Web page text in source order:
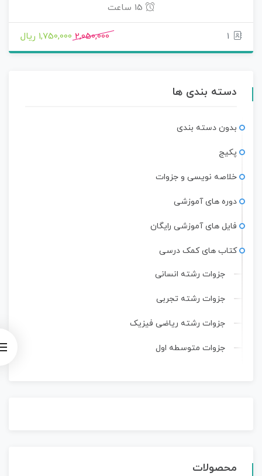
15 ساعت
1
2,050,000 1,750,000 ریال
دسته بندی ها
بدون دسته بندی
پکیج
خلاصه نویسی و جزوات
دوره های آموزشی
فایل های آموزشی رایگان
کتاب های کمک درسی
جزوات رشته انسانی
جزوات رشته تجربی
جزوات رشته ریاضی فیزیک
جزوات متوسطه اول
محصولات